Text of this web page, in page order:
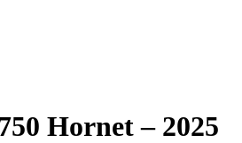
Hornet – 2025